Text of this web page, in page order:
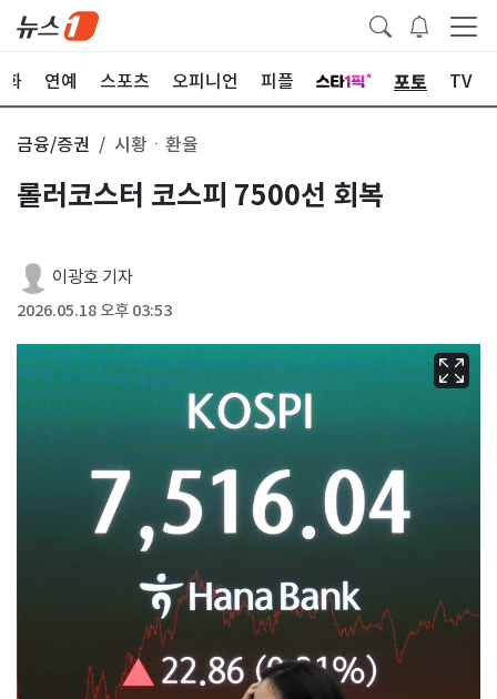
화 연예 스포츠 오피니언 피플 포토 TV
금융/증권 시황ㆍ환율
롤러코스터 코스피 7500선 회복
이광호 기자
2026.05.18 오후 03:53